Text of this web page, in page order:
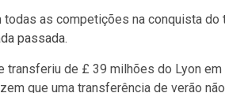
todas as competições na conquista do
passada.
transferiu de £ 39 milhões do Lyon
que uma transferência de verão